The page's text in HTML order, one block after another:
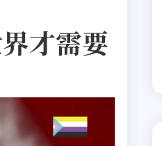
才需要